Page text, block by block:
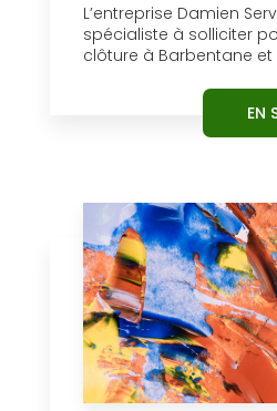
L’entreprise Damien
spécialiste à solliciter
clôture à Barbentane et
EN